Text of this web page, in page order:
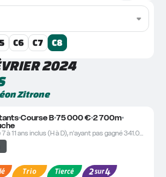
5 C6 C7 C8
2024
Zitrone
Course B75 000 € 2 700m
Pour juments de 7 à 11 ans inclus (H à D), n'ayant pas gagné 341.000.